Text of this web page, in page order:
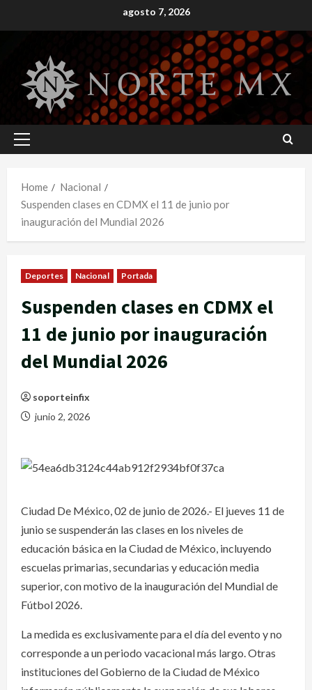
to
agosto 7, 2026
Primary
Home
Nacional
Suspenden clases en CDMX el 11 de junio por
inauguración del Mundial 2026
Deportes Nacional Portada
Suspenden clases en CDMX el
11 de junio por inauguración
del Mundial 2026
soporteinfix
junio 2, 2026
Ciudad De México, 02 de junio de 2026.- El jueves 11 de
junio se suspenderán las clases en los niveles de
educación básica en la Ciudad de México, incluyendo
escuelas primarias, secundarias y educación media
superior, con motivo de la inauguración del Mundial de
Fútbol 2026.
La medida es exclusivamente para el día del evento y no
corresponde a un periodo vacacional más largo. Otras
instituciones del Gobierno de la Ciudad de México